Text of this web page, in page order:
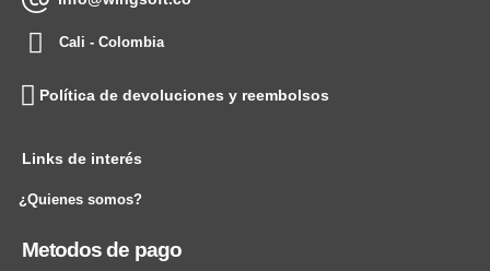
Cali - Colombia
Política de devoluciones y reembolsos
Links de interés
¿Quienes somos?
Metodos de pago